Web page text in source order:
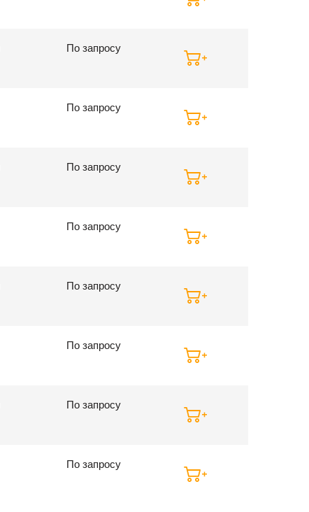
По запросу
По запросу
По запросу
По запросу
По запросу
По запросу
По запросу
По запросу